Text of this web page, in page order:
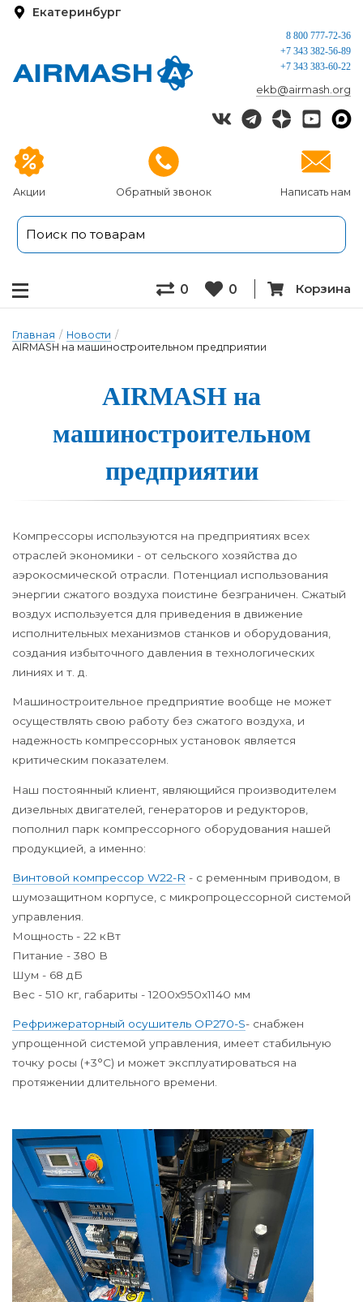
Екатеринбург
Акции Обратный звонок Написать нам
8 800 777-72-36
+7 343 382-56-89
+7 343 383-60-22
ekb@airmash.org
0 0 Корзина
Главная / Новости /
AIRMASH на машиностроительном предприятии
AIRMASH на
машинос­тро­и­тель­ном
пред­при­я­тии
Компрессоры используются на предприятиях всех
отраслей экономики - от сельского хозяйства до
аэрокосмической отрасли. Потенциал использования
энергии сжатого воздуха поистине безграничен. Сжатый
воздух используется для приведения в движение
исполнительных механизмов станков и оборудования,
создания избыточного давления в технологических
линиях и т. д.
Машиностроительное предприятие вообще не может
осуществлять свою работу без сжатого воздуха, и
надежность компрессорных установок является
критическим показателем.
Наш постоянный клиент, являющийся производителем
дизельных двигателей, генераторов и редукторов,
пополнил парк компрессорного оборудования нашей
продукцией, а именно:
Винтовой компрессор W22-R - с ременным приводом, в
шумозащитном корпусе, с микропроцессорной системой
управления.
Мощность - 22 кВт
Питание - 380 В
Шум - 68 дБ
Вес - 510 кг, габариты - 1200х950х1140 мм
Рефрижераторный осушитель OP270-S- снабжен
упрощенной системой управления, имеет стабильную
точку росы (+3°С) и может эксплуатироваться на
протяжении длительного времени.